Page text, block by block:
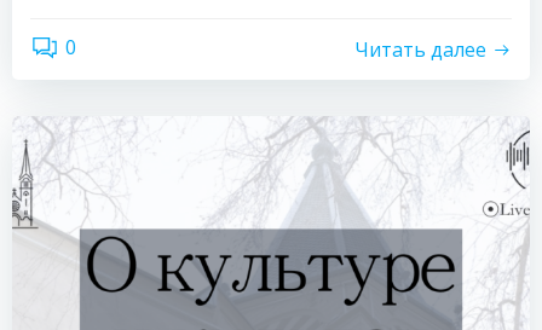
0 Читать далее